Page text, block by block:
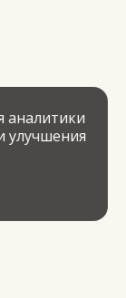
аналитики
улучшения